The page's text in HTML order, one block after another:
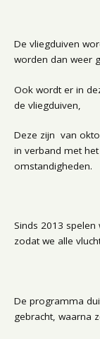
De vliegduiven
worden dan weer
Ook wordt er in
de vliegduiven,
Deze zijn van
in verband met
omstandigheden.
Sinds 2013
zodat we alle
De programma
gebracht, waarna